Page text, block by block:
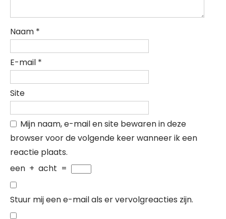
Naam *
E-mail *
Site
Mijn naam, e-mail en site bewaren in deze
browser voor de volgende keer wanneer ik een
reactie plaats.
een + acht =
Stuur mij een e-mail als er vervolgreacties zijn.